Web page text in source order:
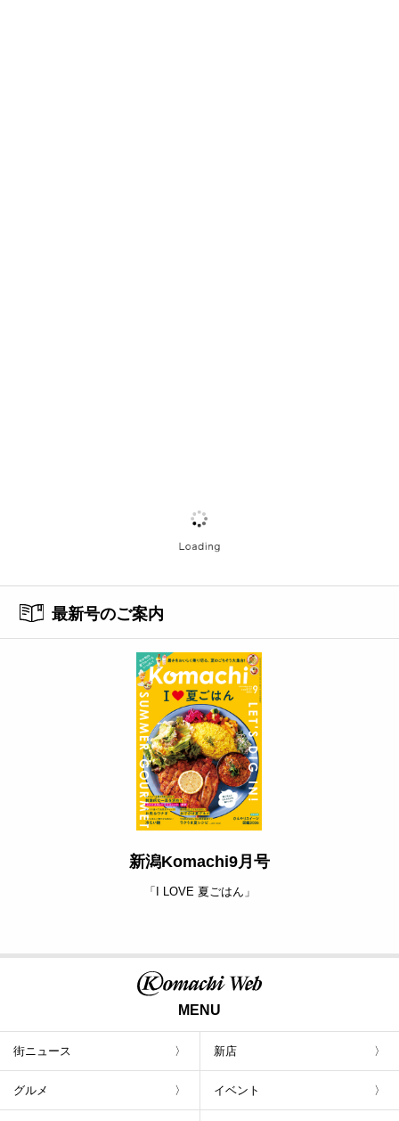
最新号のご案内
新潟Komachi9月号
「I LOVE 夏ごはん」
MENU
街ニュース 新店
グルメ イベント